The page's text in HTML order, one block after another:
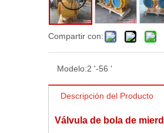
Compartir con:
Modelo:2 '-56 '
Descripción del Producto
Válvula de bola de